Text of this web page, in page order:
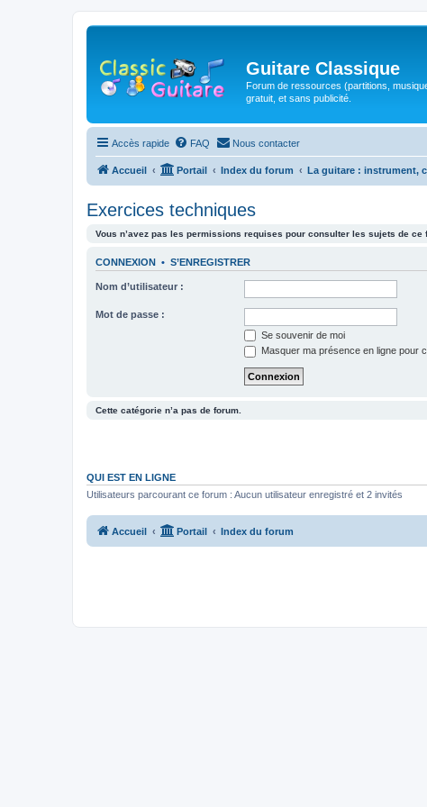
Guitare Classique
Forum de ressources (partitions,
gratuit, et sans publicité.
Accès rapide FAQ Nous contacter
Accueil Portail Index du forum La guitare : instrument,
Exercices techniques
Vous n’avez pas les permissions requises pour consulter les sujets de ce
CONNEXION • S’ENREGISTRER
Nom d’utilisateur :
Mot de passe :
Se souvenir de moi
Masquer ma présence en ligne pour
Cette catégorie n’a pas de forum.
QUI EST EN LIGNE
Utilisateurs parcourant ce forum : Aucun utilisateur enregistré et 2 invités
Accueil Portail Index du forum